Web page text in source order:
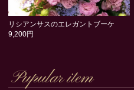
リシアンサスのエレガントブーケ
9,200円
Pupular item